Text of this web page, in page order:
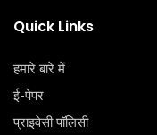
Quick Links
हमारे बारे में
ई-पेपर
प्राइवेसी पॉलिसी